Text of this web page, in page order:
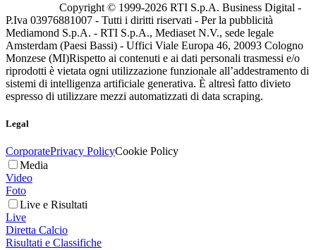
Copyright © 1999-2026 RTI S.p.A. Business Digital -
P.Iva 03976881007 - Tutti i diritti riservati - Per la pubblicità
Mediamond S.p.A. - RTI S.p.A., Mediaset N.V., sede legale
Amsterdam (Paesi Bassi) - Uffici Viale Europa 46, 20093 Cologno
Monzese (MI)Rispetto ai contenuti e ai dati personali trasmessi e/o
riprodotti è vietata ogni utilizzazione funzionale all’addestramento di
sistemi di intelligenza artificiale generativa. È altresì fatto divieto
espresso di utilizzare mezzi automatizzati di data scraping.
Legal
CorporatePrivacy PolicyCookie Policy
Media
Video
Foto
Live e Risultati
Live
Diretta Calcio
Risultati e Classifiche